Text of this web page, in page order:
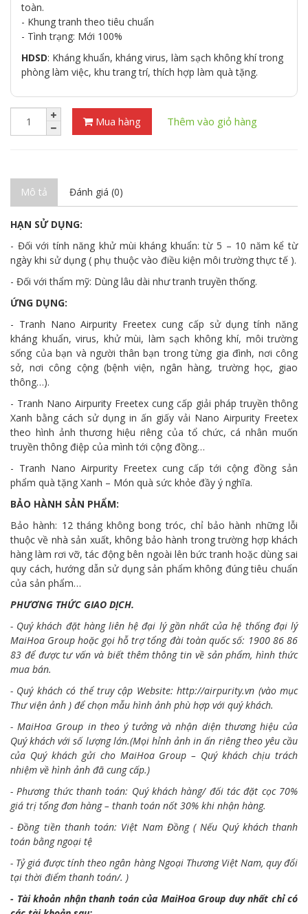
toàn.
- Khung tranh theo tiêu chuẩn
- Tình trạng: Mới 100%
HDSD: Kháng khuẩn, kháng virus, làm sạch không khí trong
phòng làm việc, khu trang trí, thích hợp làm quà tặng.
Mua hàng Thêm vào giỏ hàng
Mô tả Đánh giá (0)
HẠN SỬ DỤNG:
- Đối với tính năng khử mùi kháng khuẩn: từ 5 – 10 năm kể từ
ngày khi sử dụng ( phụ thuộc vào điều kiện môi trường thực tế ).
- Đối với thẩm mỹ: Dùng lâu dài như tranh truyền thống.
ỨNG DỤNG:
- Tranh Nano Airpurity Freetex cung cấp sử dụng tính năng
kháng khuẩn, virus, khử mùi, làm sạch không khí, môi trường
sống của bạn và người thân bạn trong từng gia đình, nơi công
sở, nơi công cộng (bệnh viện, ngân hàng, trường học, giao
thông…).
- Tranh Nano Airpurity Freetex cung cấp giải pháp truyền thông
Xanh bằng cách sử dụng in ấn giấy vải Nano Airpurity Freetex
theo hình ảnh thương hiệu riêng của tổ chức, cá nhân muốn
truyền thông điệp của mình tới cộng đồng…
- Tranh Nano Airpurity Freetex cung cấp tới cộng đồng sản
phẩm quà tặng Xanh – Món quà sức khỏe đầy ý nghĩa.
BẢO HÀNH SẢN PHẨM:
Bảo hành: 12 tháng không bong tróc, chỉ bảo hành những lỗi
thuộc về nhà sản xuất, không bảo hành trong trường hợp khách
hàng làm rơi vỡ, tác động bên ngoài lên bức tranh hoặc dùng sai
quy cách, hướng dẫn sử dụng sản phẩm không đúng tiêu chuẩn
của sản phẩm…
PHƯƠNG THỨC GIAO DỊCH.
- Quý khách đặt hàng liên hệ đại lý gần nhất của hệ thống đại lý
MaiHoa Group hoặc gọi hỗ trợ tổng đài toàn quốc số: 1900 86 86
83 để được tư vấn và biết thêm thông tin về sản phẩm, hình thức
mua bán.
- Quý khách có thể truy cập Website:http://airpurity.vn (vào mục
Thư viện ảnh ) để chọn mẫu hình ảnh phù hợp với quý khách.
- MaiHoa Group in theo ý tưởng và nhận diện thương hiệu của
Quý khách với số lượng lớn.(Mọi hỉnh ảnh in ấn riêng theo yêu cầu
của Quý khách gửi cho MaiHoa Group – Quý khách chịu trách
nhiệm về hình ảnh đã cung cấp.)
- Phương thức thanh toán: Quý khách hàng/ đối tác đặt cọc 70%
giá trị tổng đơn hàng – thanh toán nốt 30% khi nhận hàng.
- Đồng tiền thanh toán: Việt Nam Đồng ( Nếu Quý khách thanh
toán bằng ngoại tệ
- Tỷ giá được tính theo ngân hàng Ngoại Thương Việt Nam, quy đổi
tại thời điểm thanh toán/. )
- Tài khoản nhận thanh toán của MaiHoa Group duy nhất chỉ có